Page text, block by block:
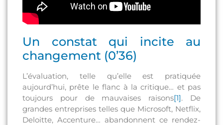
Un constat qui incite au
changement (0’36)
L’évaluation, telle qu’elle est pratiquée
aujourd’hui, prête le flanc à la critique… et pas
toujours pour de mauvaises raisons[1]. De
grandes entreprises telles que Microsoft, Netflix,
Deloitte, Accenture… abandonnent ce rendez-